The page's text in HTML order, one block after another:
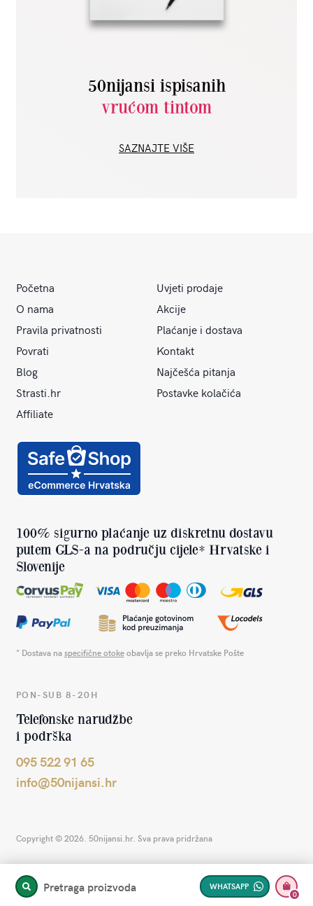
50nijansi ispisanih
vrućom tintom
SAZNAJTE VIŠE
Početna
Uvjeti prodaje
O nama
Akcije
Pravila privatnosti
Plaćanje i dostava
Povrati
Kontakt
Blog
Najčešća pitanja
Strasti.hr
Postavke kolačića
Affiliate
100% sigurno plaćanje uz diskretnu dostavu
putem GLS-a na području cijele* Hrvatske i
Slovenije
* Dostava naspecifične otokeobavlja se preko Hrvatske Pošte
PON-SUB 8-20H
Telefonske narudžbe
i podrška
095 522 91 65
info@50nijansi.hr
Copyright © 2026. 50nijansi.hr. Sva prava pridržana
Pretraga proizvoda
PRETRAŽITE
WHATSAPP
0